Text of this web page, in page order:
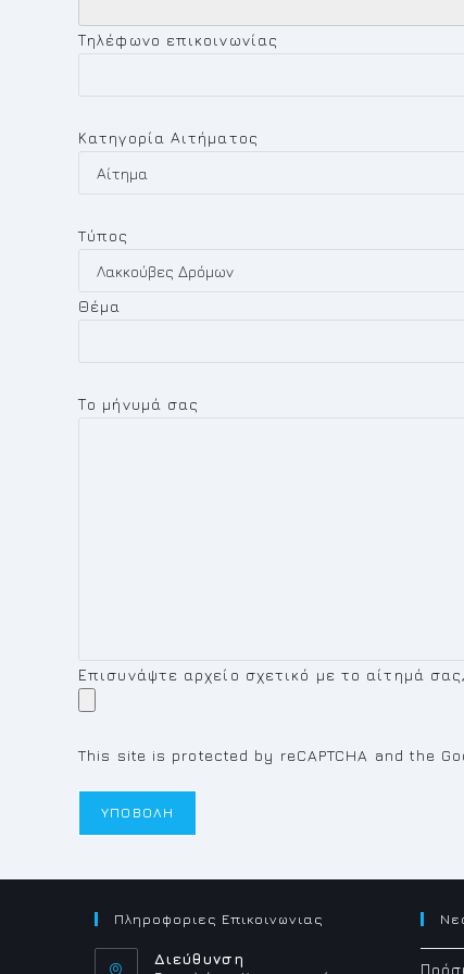
Τηλέφωνο επικοινωνίας
Κατηγορία Αιτήματος
Tύπος
Θέμα
Το μήνυμά σας
Επισυνάψτε αρχείο σχετικό με το αίτημά
This site is protected by reCAPTCHA and the
Πληροφοριες Επικοινωνιας
Διεύθυνση